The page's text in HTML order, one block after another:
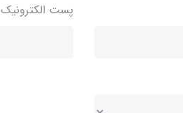
پست الکترونیک